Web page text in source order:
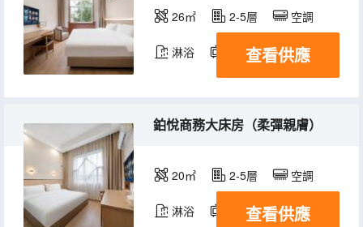
26㎡ 2-5層 空調
淋浴 電視機
查看供應
鉑悅商務大床房（柔彈親膚）
20㎡ 2-5層 空調
淋浴 電視機
查看供應